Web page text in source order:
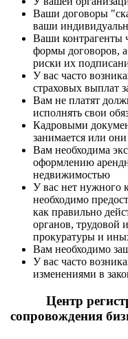
Ваши договоры
ваши
Ваши контрагенты
формы договоров, а
риски их
У вас часто
страховых выплат
Вам не платят
исполнять свои
Кадровыми
занимается или
Вам необходима
оформлению
недвижимостью
У вас нет нужного
необходимо
как правильно
органов, трудовой
прокуратуры и
Вам необходимо
У вас часто
изменениями в
Центр
сопровождения